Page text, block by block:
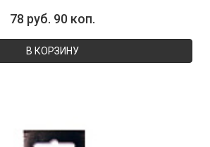
78 руб. 90 коп.
В КОРЗИНУ